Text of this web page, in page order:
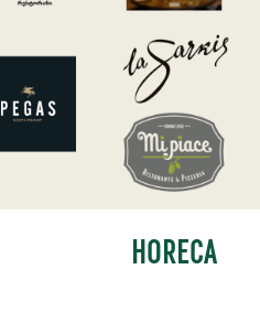
HORECA